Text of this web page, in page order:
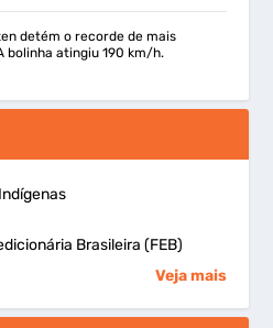
detém o recorde de mais
bolinha atingiu 190 km/h.
Brasileira (FEB)
Veja mais